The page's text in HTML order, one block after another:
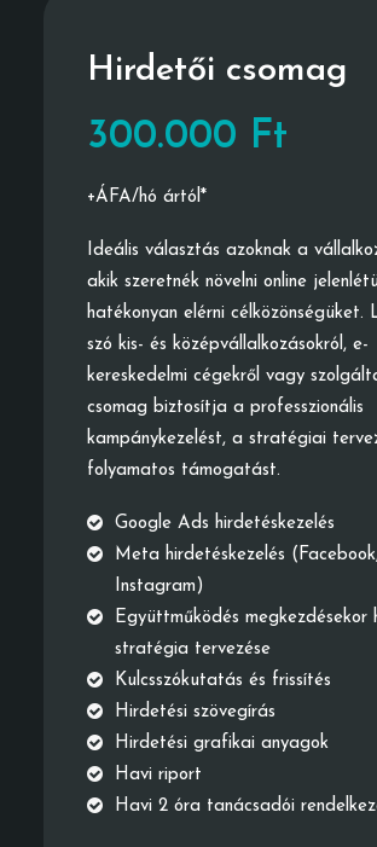
Hirdetői csomag
300.000 Ft
+ÁFA/hó ártól*
Ideális választás azoknak a
akik szeretnék növelni online
hatékonyan elérni célközönségüket.
szó kis- és középvállalkozásokról, e-
kereskedelmi cégekről vagy
csomag biztosítja a professzionális
kampánykezelést, a stratégiai
folyamatos támogatást.
Google Ads hirdetéskezelés
Meta hirdetéskezelés
Instagram)
Együttműködés megkezdésekor
stratégia tervezése
Kulcsszókutatás és frissítés
Hirdetési szövegírás
Hirdetési grafikai anyagok
Havi riport
Havi 2 óra tanácsadói